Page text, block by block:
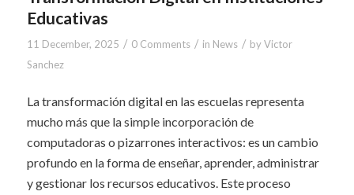
Educativas
11 December, 2025 / 0 Comments / in News / byVictor
Sanchez
La transformación digital en las escuelas representa
mucho más que la simple incorporación de
computadoras o pizarrones interactivos: es un cambio
profundo en la forma de enseñar, aprender, administrar
y gestionar los recursos educativos. Este proceso